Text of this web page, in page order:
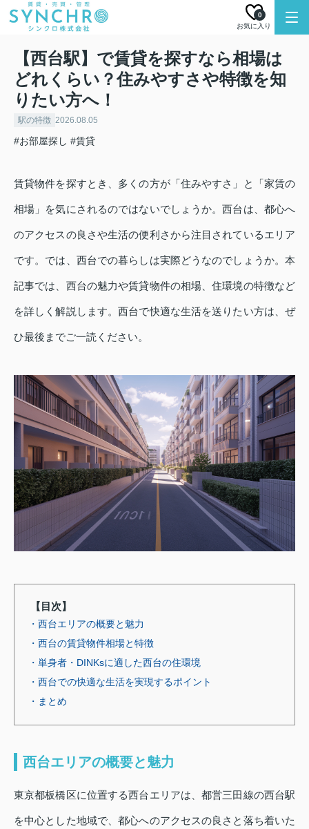
お気に入り
0
【西台駅】で賃貸を探すなら相場は
どれくらい？住みやすさや特徴を知
りたい方へ！
駅の特徴 2026.08.05
#お部屋探し #賃貸
賃貸物件を探すとき、多くの方が「住みやすさ」と「家賃の
相場」を気にされるのではないでしょうか。西台は、都心へ
のアクセスの良さや生活の便利さから注目されているエリア
です。では、西台での暮らしは実際どうなのでしょうか。本
記事では、西台の魅力や賃貸物件の相場、住環境の特徴など
を詳しく解説します。西台で快適な生活を送りたい方は、ぜ
ひ最後までご一読ください。
【目次】
・西台エリアの概要と魅力
・西台の賃貸物件相場と特徴
・単身者・DINKsに適した西台の住環境
・西台での快適な生活を実現するポイント
・まとめ
西台エリアの概要と魅力
東京都板橋区に位置する西台エリアは、都営三田線の西台駅
を中心とした地域で、都心へのアクセスの良さと落ち着いた